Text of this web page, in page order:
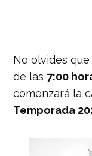
No olvides que
de las 7:00
comenzará la
Temporada